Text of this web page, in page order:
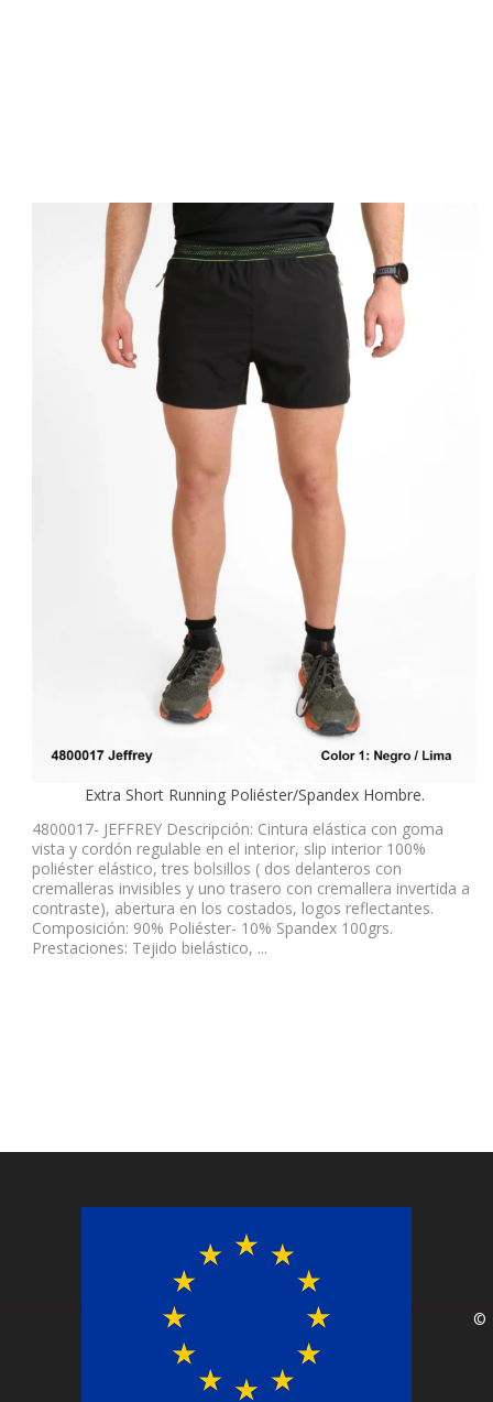
Extra Short Running Poliéster/Spandex Hombre.
4800017- JEFFREY Descripción: Cintura elástica con goma
vista y cordón regulable en el interior, slip interior 100%
poliéster elástico, tres bolsillos ( dos delanteros con
cremalleras invisibles y uno trasero con cremallera invertida a
contraste), abertura en los costados, logos reflectantes.
Composición: 90% Poliéster- 10% Spandex 100grs.
Prestaciones: Tejido bielástico, ...
©